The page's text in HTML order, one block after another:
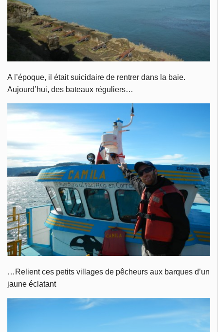
A l’époque, il était suicidaire de rentrer dans la baie.
Aujourd’hui, des bateaux réguliers…
…Relient ces petits villages de pêcheurs aux barques d’un
jaune éclatant